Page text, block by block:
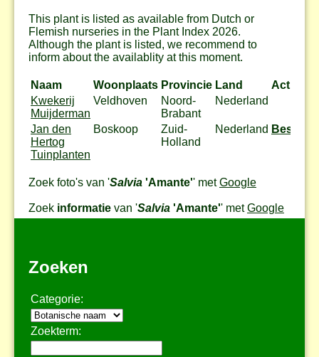
This plant is listed as available from Dutch or
Flemish nurseries in the Plant Index 2026.
Although the plant is listed, we recommend to
inform about the availablity at this moment.
Naam Woonplaats Provincie Land
Actie
Kwekerij
Muijderman
Veldhoven
Noord-
Brabant
Nederland
Jan den
Hertog
Tuinplanten
Boskoop
Zuid-
Holland
Nederland Bestel
Zoek foto's van 'Salvia 'Amante'' metGoogle
Zoek informatie van 'Salvia 'Amante'' metGoogle
Zoeken
Categorie:
Zoekterm: